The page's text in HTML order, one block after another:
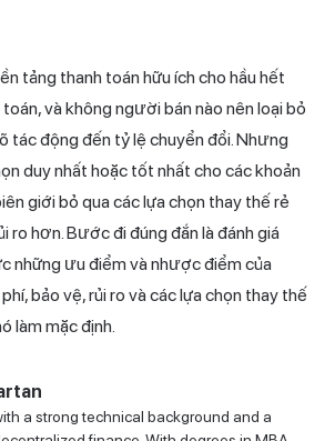
tảng thanh toán hữu ích cho hầu hết
và không người bán nào nên loại bỏ
tác động đến tỷ lệ chuyển đổi. Nhưng
duy nhất hoặc tốt nhất cho các khoản
giới bỏ qua các lựa chọn thay thế rẻ
ro hơn. Bước đi đúng đắn là đánh giá
những ưu điểm và nhược điểm của
bảo vệ, rủi ro và các lựa chọn thay thế
làm mặc định.
a strong technical background and a